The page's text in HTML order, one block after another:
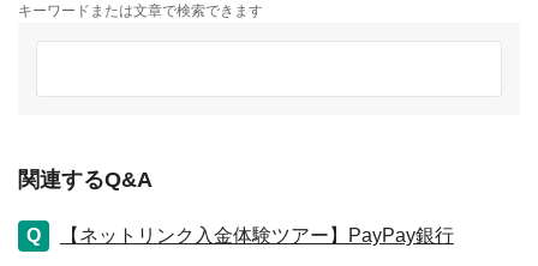
キーワードまたは文章で検索できます
関連するQ&A
【ネットリンク入金体験ツアー】PayPay銀行